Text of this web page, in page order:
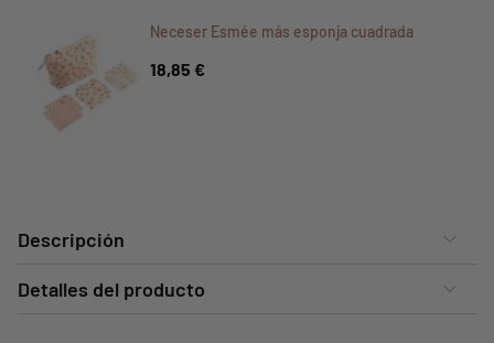
Neceser Esmée más esponja cuadrada
18,85 €
Descripción
Detalles del producto